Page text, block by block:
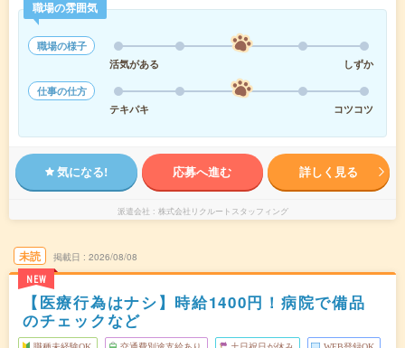
職場の雰囲気
職場の様子
活気がある
しずか
仕事の仕方
テキパキ
コツコツ
気になる! 応募へ進む 詳しく見る
派遣会社 株式会社リクルートスタッフィング
未読
NEW
掲載日 2026/08/08
【医療行為はナシ】時給1400円！病院で備品
のチェックなど
職種未経験OK 交通費別途支給あり 土日祝日が休み WEB登録OK